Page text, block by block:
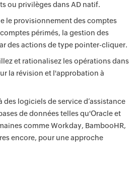
ou privilèges dans AD natif.
le provisionnement des comptes
périmés, la gestion des
des actions de type pointer-cliquer.
et rationalisez les opérations dans
la révision et l'approbation à
des logiciels de service d’assistance
de données telles qu'Oracle et
comme Workday, BambooHR,
encore, pour une approche